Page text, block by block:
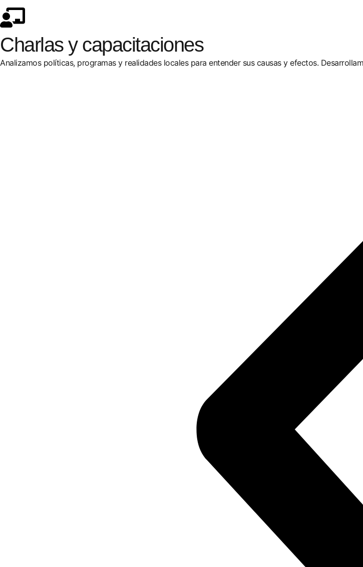
Charlas y capacitaciones
Analizamos políticas, programas y realidades locales para entender sus causas y efectos.